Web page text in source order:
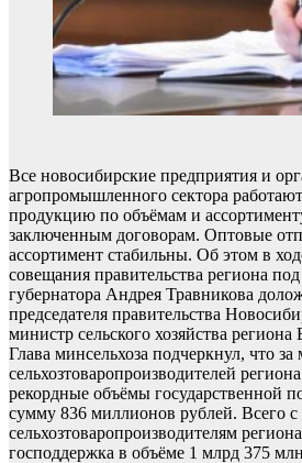
Все новосибирские предприятия и
агропромышленного сектора
продукцию по объёмам и
заключенным договорам. Оптовые
ассортимент стабильны. Об этом в
совещания правительства региона
губернатора Андрея Травникова
председателя правительства
министр сельского хозяйства
Глава минсельхоза подчеркнул, что
сельхозтоваропроизводителей
рекордные объёмы государственной
сумму 836 миллионов рублей. Всего с
сельхозтоваропроизводителям
господдержка в объёме 1 млрд 375